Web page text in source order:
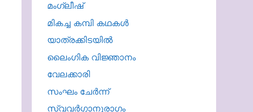
മംഗ്ലീഷ്
മികച്ച കമ്പി കഥകൾ
യാത്രക്കിടയില്‍
ലൈംഗിക വിജ്ഞാനം
വേലക്കാരി
സംഘം ചേർന്ന്
സ്വവർഗ്ഗാനുരാഗം